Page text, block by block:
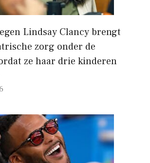
Lindsay Clancy brengt
zorg onder de
ze haar drie kinderen